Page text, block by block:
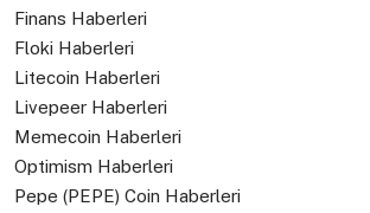
Finans Haberleri
Floki Haberleri
Litecoin Haberleri
Livepeer Haberleri
Memecoin Haberleri
Optimism Haberleri
Pepe (PEPE) Coin Haberleri